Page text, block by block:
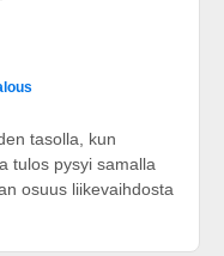
tasolla, kun
tulos pysyi samalla
osuus liikevaihdosta